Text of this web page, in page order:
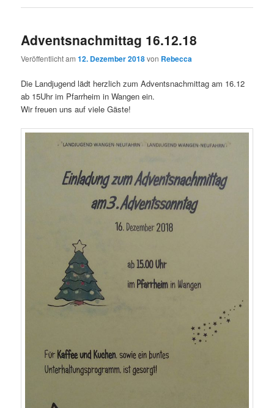
Adventsnachmittag 16.12.18
Veröffentlicht am12. Dezember 2018von Rebecca
Die Landjugend lädt herzlich zum Adventsnachmittag am 16.12
ab 15Uhr im Pfarrheim in Wangen ein.
Wir freuen uns auf viele Gäste!